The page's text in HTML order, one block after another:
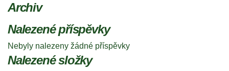
Archiv
Nalezené příspěvky
Nebyly nalezeny žádné příspěvky
Nalezené složky